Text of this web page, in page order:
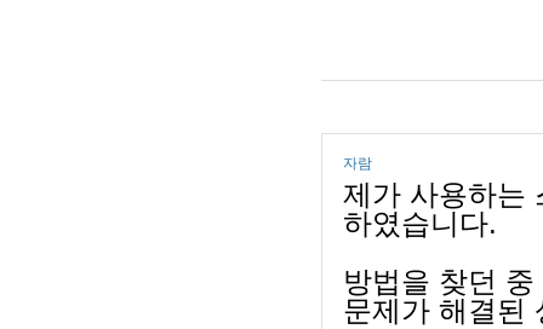
자람
제가 사용하는
하였습니다.
방법을 찾던 중
문제가 해결된